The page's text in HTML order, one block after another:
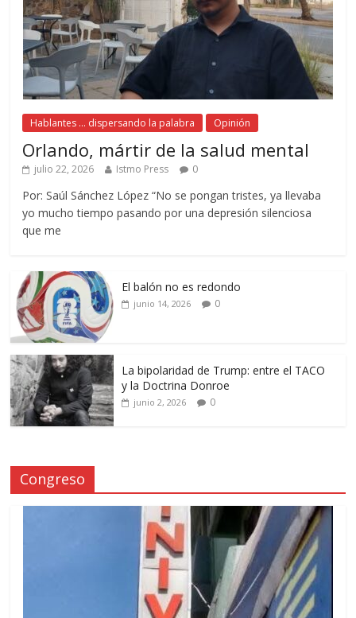
Hablantes ... dispersando la palabra Opinión
Orlando, mártir de la salud mental
julio 22, 2026 Istmo Press 0
Por: Saúl Sánchez López “No se pongan tristes, ya llevaba
yo mucho tiempo pasando por una depresión silenciosa
que me
El balón no es redondo
junio 14, 2026 0
La bipolaridad de Trump: entre el TACO
y la Doctrina Donroe
junio 2, 2026 0
Congreso